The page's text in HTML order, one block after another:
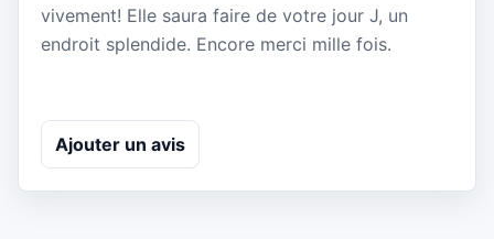
vivement! Elle saura faire de votre jour J, un
endroit splendide. Encore merci mille fois.
Ajouter un avis